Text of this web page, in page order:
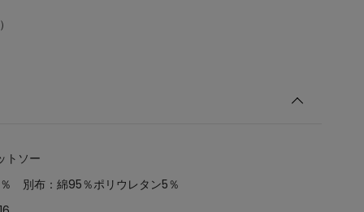
トソー
別布：綿95％ポリウレタン5％